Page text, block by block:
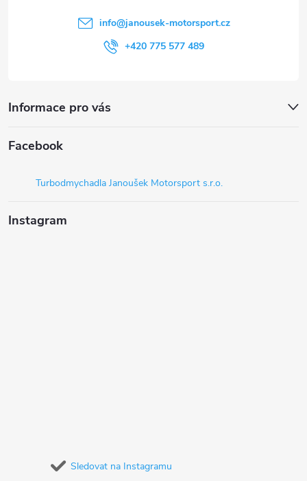
info@janousek-motorsport.cz
+420 775 577 489
Informace pro vás
Facebook
Turbodmychadla Janoušek Motorsport s.r.o.
Instagram
Sledovat na Instagramu